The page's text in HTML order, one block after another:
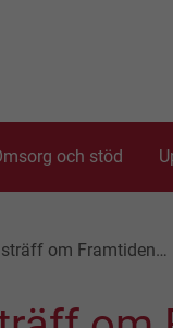
och stöd
om Framtiden…